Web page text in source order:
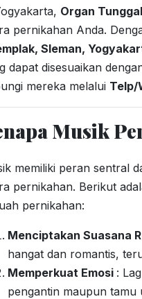
Organ
pernikahan Anda.
Sleman,
dapat disesuaikan
mereka melalui Telp/
Musik
memiliki peran sentral
pernikahan. Berikut
pernikahan:
Menciptakan Suasana
hangat dan romantis,
Memperkuat Emosi :
pengantin maupun tamu